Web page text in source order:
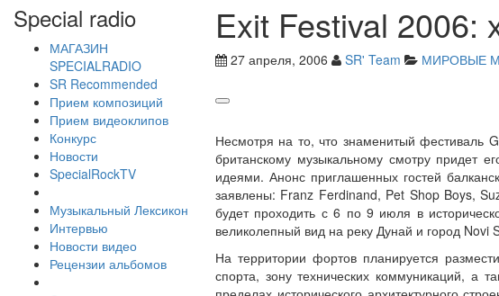
Special radio
МАГАЗИН
SPECIALRADIO
SR Recommended
Прием композиций
Прием видеоклипов
Конкурс
Новости
SpecialRockTV
Музыкальный Лексикон
Интервью
Новости видео
Рецензии альбомов
Exit Festival 2006:
27 апреля, 2006 SR' Team МИРОВЫЕ
Несмотря на то, что знаменитый фестиваль
британскому музыкальному смотру придет
идеями. Анонс приглашенных гостей
заявлены: Franz Ferdinand, Pet Shop Boys,
будет проходить с 6 по 9 июля в
великолепный вид на реку Дунай и город Novi
На территории фортов планируется
спорта, зону технических коммуникаций, а